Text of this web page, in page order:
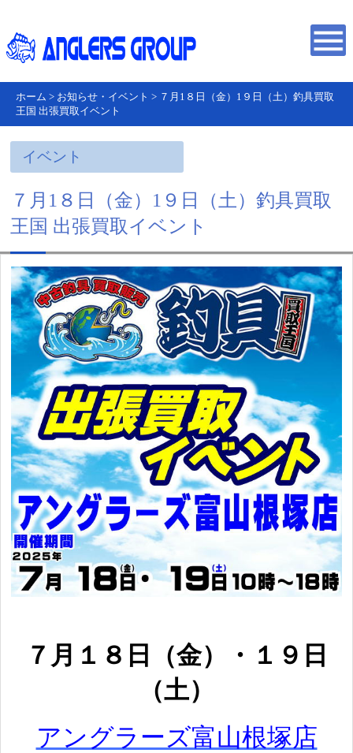
ホーム > お知らせ・イベント > ７月1８日（金）1９日（土）釣具買取
王国 出張買取イベント
イベント
７月1８日（金）1９日（土）釣具買取
王国 出張買取イベント
７ 月１８日（金）・１９ 日
（土）
アングラーズ富山根塚店